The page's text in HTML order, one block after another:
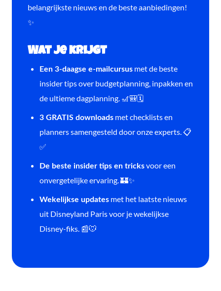
belangrijkste nieuws en de beste aanbiedingen!
✨
Wat je krijgt
Een 3-daagse e-mailcursus met de beste
insider tips over budgetplanning, inpakken en
de ultieme dagplanning. 🎢🎒🗓️
3 GRATIS downloads met checklists en
planners samengesteld door onze experts. 📋
✅
De beste insider tips en tricksvoor een
onvergetelijke ervaring. 🏰✨
Wekelijkse updates met het laatste nieuws
uit Disneyland Paris voor je wekelijkse
Disney-fiks. 📰🐭